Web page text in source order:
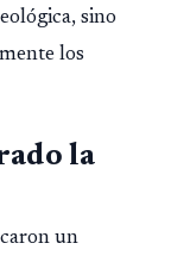
sino
los
la
un